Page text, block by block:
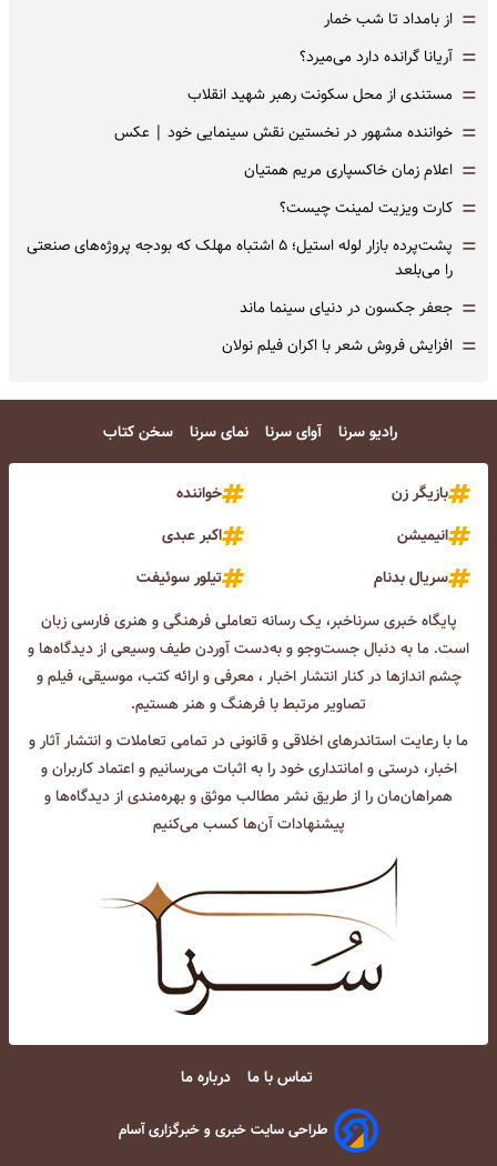
= از بامداد تا شب خمار
= آریانا گرانده دارد می‌میرد؟
= مستندی از محل سکونت رهبر شهید انقلاب
= خواننده مشهور در نخستین نقش سینمایی خود |‌ عکس
= اعلام زمان خاکسپاری مریم همتیان
= کارت ویزیت لمینت چیست؟
=
پشت‌پرده بازار لوله استیل؛ ۵ اشتباه مهلک که بودجه پروژه‌های صنعتی
را می‌بلعد
= جعفر جکسون در دنیای سینما ماند
= افزایش فروش شعر با اکران فیلم نولان
رادیو سرنا آوای سرنا نمای سرنا سخن کتاب
بازیگر زن
خواننده
انیمیشن
اکبر عبدی
سریال بدنام
تیلور سوئیفت
پایگاه خبری سرناخبر، یک رسانه تعاملی فرهنگی و هنری فارسی زبان
است. ما به دنبال جست‌و‌جو و به‌دست آوردن طیف وسیعی از دیدگاه‌ها و
چشم انداز‌ها در کنار انتشار اخبار ، معرفی و ارائه کتب، موسیقی، فیلم و
تصاویر مرتبط با فرهنگ و هنر هستیم.
ما با رعایت استاندرهای اخلاقی و قانونی در تمامی تعاملات و انتشار آثار و
اخبار، درستی و امانتداری خود را به اثبات می‌رسانیم و اعتماد کاربران و
همراهان‌مان را از طریق نشر مطالب موثق و بهره‌مندی از دیدگاه‌ها و
پیشنهادات آن‌ها کسب می‌کنیم
تماس با ما درباره ما
طراحی سایت خبری و خبرگزاری آسام